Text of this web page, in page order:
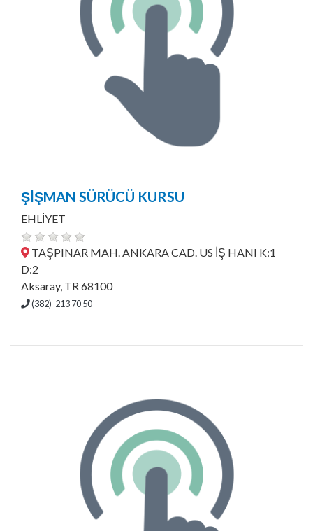
ŞİŞMAN SÜRÜCÜ KURSU
EHLİYET
TAŞPINAR MAH. ANKARA CAD. US İŞ HANI K:1
D:2
Aksaray, TR 68100
(382)-213 70 50